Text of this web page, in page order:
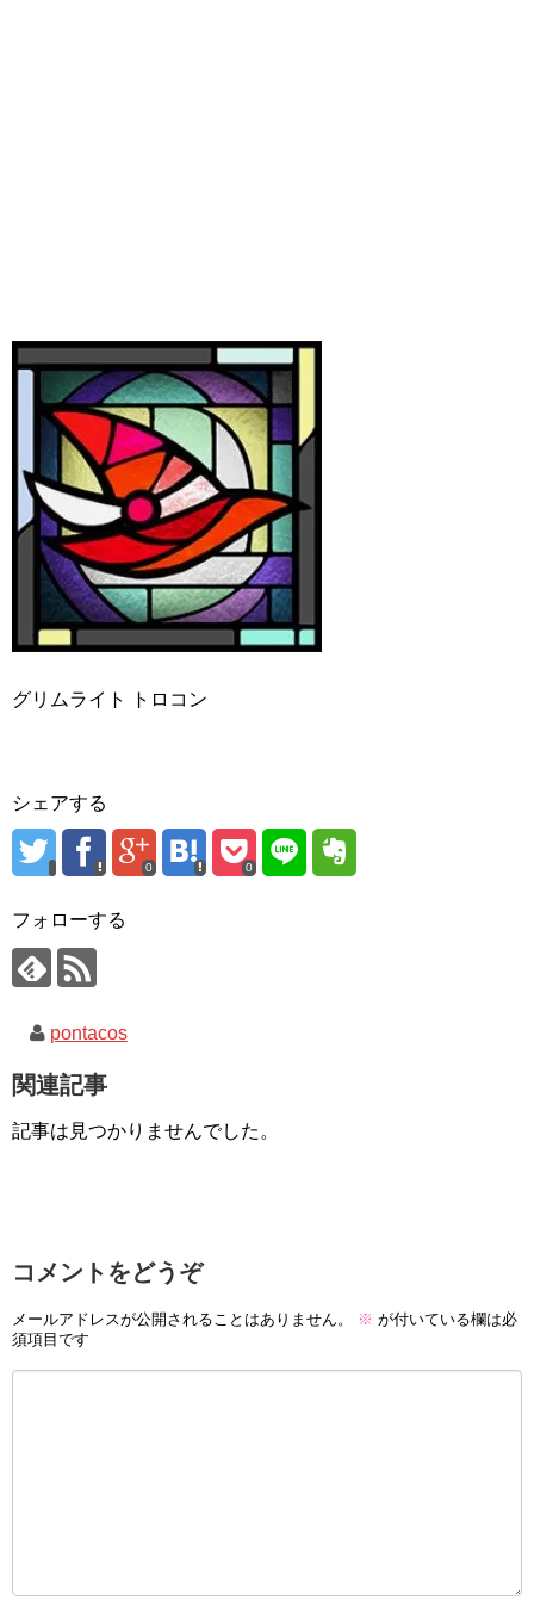
グリムライト トロコン
シェアする
0 0
フォローする
pontacos
関連記事
記事は見つかりませんでした。
コメントをどうぞ
メールアドレスが公開されることはありません。 ※ が付いている欄は必
須項目です